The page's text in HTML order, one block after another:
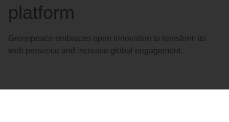
だ
さ
platform
Greenpeace embraces open innovation to transform its
web presence and increase global engagement.